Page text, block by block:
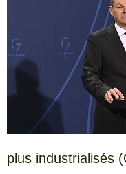
plus industrialisés